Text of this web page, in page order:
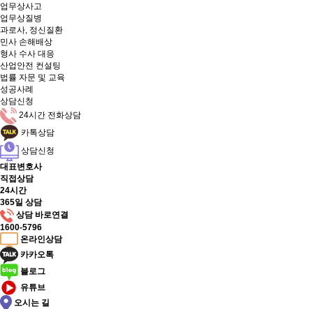
업무상사고
업무상질병
과로사, 정신질환
민사 손해배상
형사 수사 대응
산업안전 컨설팅
법률 자문 및 교육
성공사례
상담신청
24시간 전화상담
카톡상담
상담신청
대표변호사
직접상담
24시간
365일 상담
상담 바로연결
1600-5796
온라인상담
카카오톡
블로그
유튜브
오시는 길